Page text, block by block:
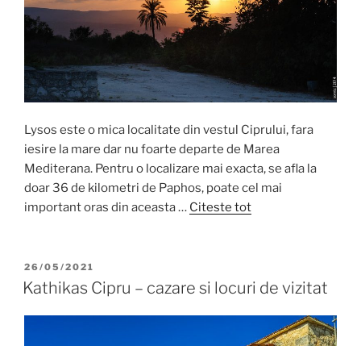
Lysos este o mica localitate din vestul Ciprului, fara
iesire la mare dar nu foarte departe de Marea
Mediterana. Pentru o localizare mai exacta, se afla la
doar 36 de kilometri de Paphos, poate cel mai
important oras din aceasta … Citeste tot
POSTED
ON
26/05/2021
Kathikas Cipru – cazare si locuri de vizitat